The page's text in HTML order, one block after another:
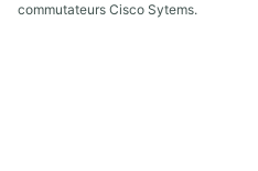
commutateurs Cisco Sytems.